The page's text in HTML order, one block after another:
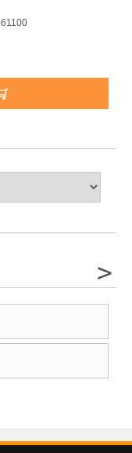
>